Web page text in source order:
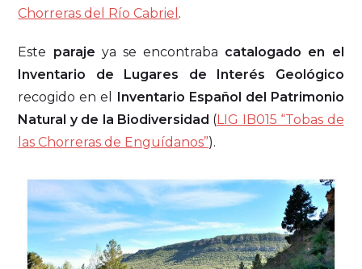
Chorreras del Río Cabriel .
Este paraje ya se encontraba catalogado en el
Inventario de Lugares de Interés Geológico
recogido en el Inventario Español del Patrimonio
Natural y de la Biodiversidad (LIG IB015 “Tobas de
las Chorreras de Enguídanos”).